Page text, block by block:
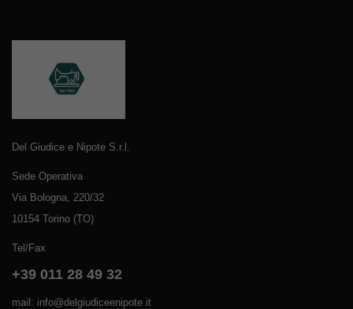
Del Giudice e Nipote S.r.l.
Sede Operativa
Via Bologna, 220/32
10154 Torino (TO)
Tel/Fax
+39 011 28 49 32
mail: info@delgiudiceenipote.it